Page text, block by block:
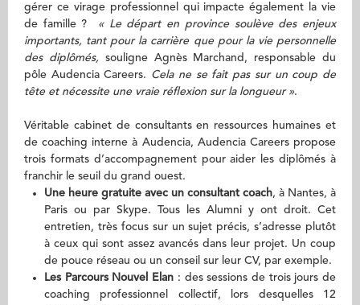
gérer ce virage professionnel qui impacte également la vie
de famille ? « Le départ en province soulève des enjeux
importants, tant pour la carrière que pour la vie personnelle
des diplômés, souligne Agnès Marchand, responsable du
pôle Audencia Careers. Cela ne se fait pas sur un coup de
tête et nécessite une vraie réflexion sur la longueur ».
Véritable cabinet de consultants en ressources humaines et
de coaching interne à Audencia, Audencia Careers propose
trois formats d’accompagnement pour aider les diplômés à
franchir le seuil du grand ouest.
Une heure gratuite avec un consultant coach, à Nantes, à
Paris ou par Skype. Tous les Alumni y ont droit. Cet
entretien, très focus sur un sujet précis, s’adresse plutôt
à ceux qui sont assez avancés dans leur projet. Un coup
de pouce réseau ou un conseil sur leur CV, par exemple.
Les Parcours Nouvel Elan : des sessions de trois jours de
coaching professionnel collectif, lors desquelles 12